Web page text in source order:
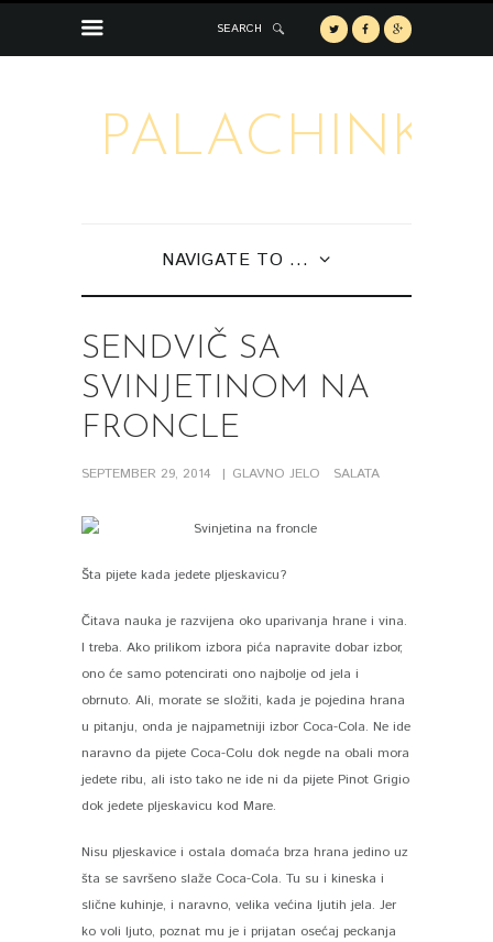
SEARCH
PALACHINKA
NAVIGATE TO ...
SENDVIČ SA
SVINJETINOM NA
FRONCLE
SEPTEMBER 29, 2014 GLAVNO JELO SALATA
Šta pijete kada jedete pljeskavicu?
Čitava nauka je razvijena oko uparivanja hrane i vina.
I treba. Ako prilikom izbora pića napravite dobar izbor,
ono će samo potencirati ono najbolje od jela i
obrnuto. Ali, morate se složiti, kada je pojedina hrana
u pitanju, onda je najpametniji izbor Coca-Cola. Ne ide
naravno da pijete Coca-Colu dok negde na obali mora
jedete ribu, ali isto tako ne ide ni da pijete Pinot Grigio
dok jedete pljeskavicu kod Mare.
Nisu pljeskavice i ostala domaća brza hrana jedino uz
šta se savršeno slaže Coca-Cola. Tu su i kineska i
slične kuhinje, i naravno, velika većina ljutih jela. Jer
ko voli ljuto, poznat mu je i prijatan osećaj peckanja